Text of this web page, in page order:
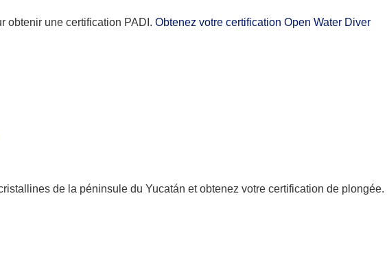
obtenir une certification PADI. Obtenez votre certification Open Water Diver
de la péninsule du Yucatán et obtenez votre certification de plongée.